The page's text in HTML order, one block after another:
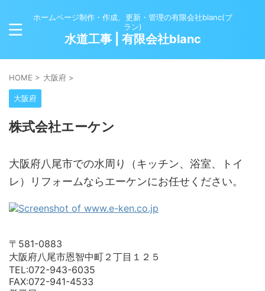
ホームページ制作・作成、更新・管理の有限会社blanc(ブ
ラン)
水道工事 | 有限会社blanc
HOME > 大阪府 >
大阪府
株式会社エーケン
大阪府八尾市での水周り（キッチン、浴室、トイ
レ）リフォームならエーケンにお任せください。
〒581-0883
大阪府八尾市恩智中町２丁目１２５
TEL:072-943-6035
FAX:072-941-4533